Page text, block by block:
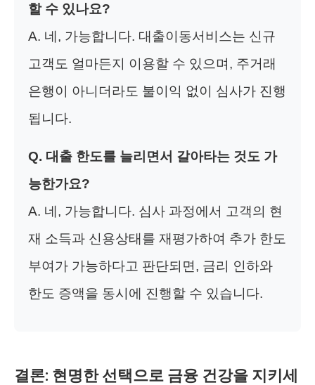
할 수 있나요?
A. 네, 가능합니다. 대출이동서비스는 신규
고객도 얼마든지 이용할 수 있으며, 주거래
은행이 아니더라도 불이익 없이 심사가 진행
됩니다.
Q. 대출 한도를 늘리면서 갈아타는 것도 가
능한가요?
A. 네, 가능합니다. 심사 과정에서 고객의 현
재 소득과 신용상태를 재평가하여 추가 한도
부여가 가능하다고 판단되면, 금리 인하와
한도 증액을 동시에 진행할 수 있습니다.
결론: 현명한 선택으로 금융 건강을 지키세